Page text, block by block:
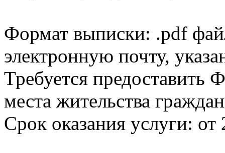
Формат выписки: .pdf
электронную почту,
Требуется
места жительства
Срок оказания услуги: от